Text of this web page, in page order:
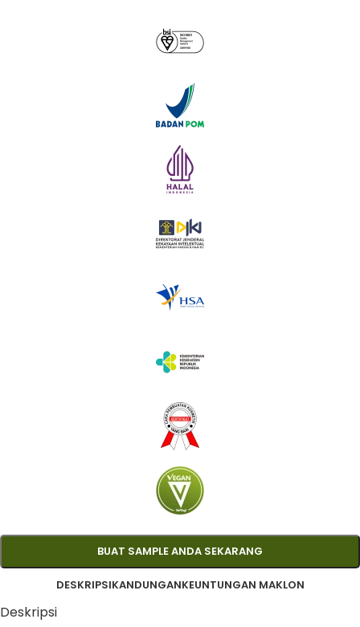
BUAT SAMPLE ANDA SEKARANG
DESKRIPSIKANDUNGANKEUNTUNGAN MAKLON
Deskripsi